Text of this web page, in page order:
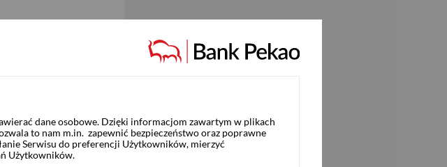
dane osobowe. Dzięki informacjom zawartym w plikach
to nam m.in. zapewnić bezpieczeństwo oraz poprawne
Serwisu do preferencji Użytkowników, mierzyć
Użytkowników.